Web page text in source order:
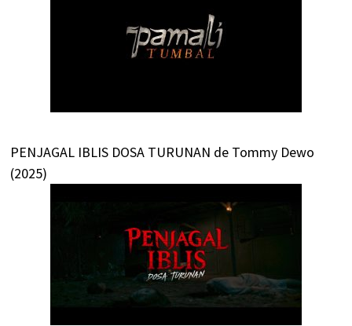
PENJAGAL IBLIS DOSA TURUNAN de Tommy Dewo
(2025)